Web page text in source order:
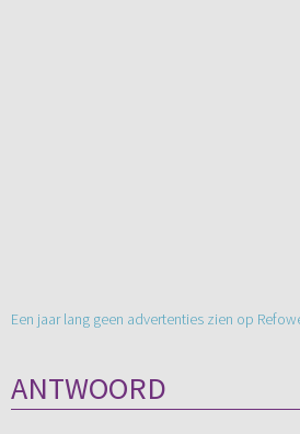
Een jaar lang geen advertenties zien op
ANTWOORD